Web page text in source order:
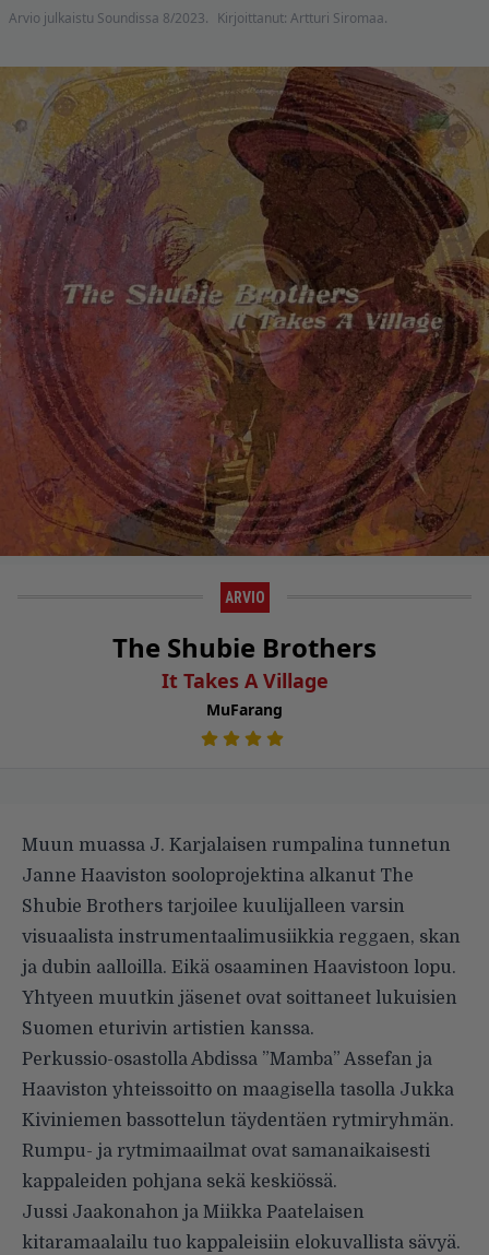
Arvio julkaistu Soundissa 8/2023. Kirjoittanut: Artturi Siromaa.
ARVIO
The Shubie Brothers
It Takes A Village
MuFarang
Muun muassa J. Karjalaisen rumpalina tunnetun
Janne Haaviston sooloprojektina alkanut The
Shubie Brothers tarjoilee kuulijalleen varsin
visuaalista instrumentaalimusiikkia reggaen, skan
ja dubin aalloilla. Eikä osaaminen Haavistoon lopu.
Yhtyeen muutkin jäsenet ovat soittaneet lukuisien
Suomen eturivin artistien kanssa.
Perkussio-osastolla Abdissa ”Mamba” Assefan ja
Haaviston yhteissoitto on maagisella tasolla Jukka
Kiviniemen bassottelun täydentäen rytmiryhmän.
Rumpu- ja rytmimaailmat ovat samanaikaisesti
kappaleiden pohjana sekä keskiössä.
Jussi Jaakonahon ja Miikka Paatelaisen
kitaramaalailu tuo kappaleisiin elokuvallista sävyä.